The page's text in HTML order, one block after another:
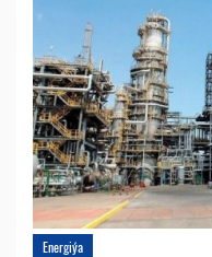
Energiýa